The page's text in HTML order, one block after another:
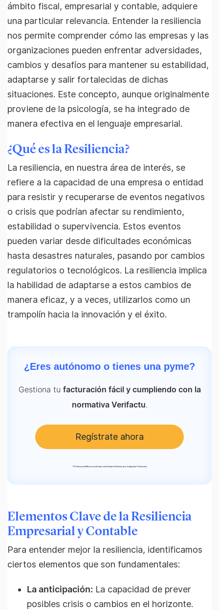
ámbito fiscal, empresarial y contable, adquiere
una particular relevancia. Entender la resiliencia
nos permite comprender cómo las empresas y las
organizaciones pueden enfrentar adversidades,
cambios y desafíos para mantener su estabilidad,
adaptarse y salir fortalecidas de dichas
situaciones. Este concepto, aunque originalmente
proviene de la psicología, se ha integrado de
manera efectiva en el lenguaje empresarial.
¿Qué es la Resiliencia?
La resiliencia, en nuestra área de interés, se
refiere a la capacidad de una empresa o entidad
para resistir y recuperarse de eventos negativos
o crisis que podrían afectar su rendimiento,
estabilidad o supervivencia. Estos eventos
pueden variar desde dificultades económicas
hasta desastres naturales, pasando por cambios
regulatorios o tecnológicos. La resiliencia implica
la habilidad de adaptarse a estos cambios de
manera eficaz, y a veces, utilizarlos como un
trampolín hacia la innovación y el éxito.
¿Eres autónomo o tienes una pyme?
Gestiona tu facturación fácil y cumpliendo con la
normativa Verifactu.
Regístrate ahora
*TS Facturas Billin es un software certificado Verifactu por la Agencia Tributaria.
Elementos Clave de la Resiliencia
Empresarial y Contable
Para entender mejor la resiliencia, identificamos
ciertos elementos que son fundamentales:
La anticipación: La capacidad de prever
posibles crisis o cambios en el horizonte.